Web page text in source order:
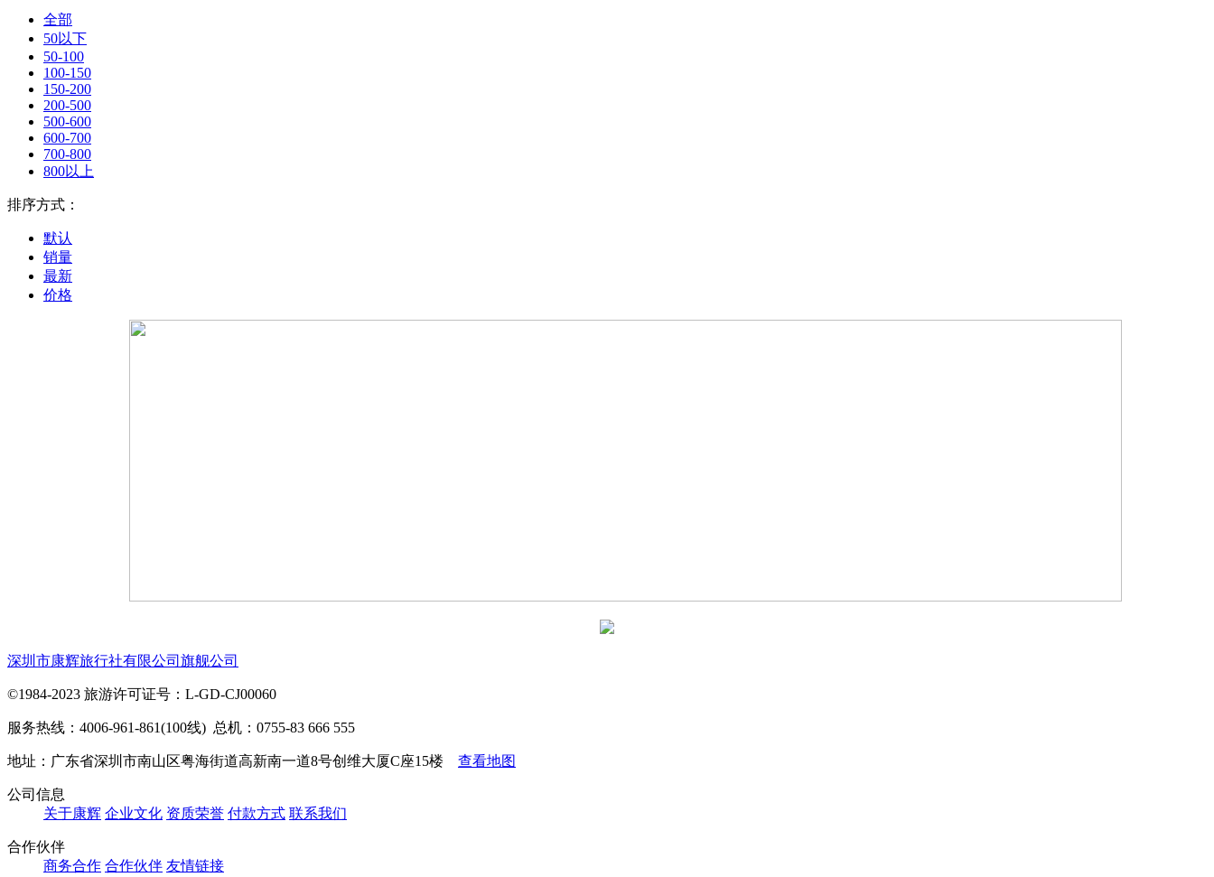
全部
50以下
50-100
100-150
150-200
200-500
500-600
600-700
700-800
800以上
排序方式：
默认
销量
最新
价格
深圳市康辉旅行社有限公司旗舰公司
©1984-2023 旅游许可证号：L-GD-CJ00060
服务热线：4006-961-861(100线) 总机：0755-83 666 555
地址：广东省深圳市南山区粤海街道高新南一道8号创维大厦C座15楼 查看地图
公司信息
关于康辉 企业文化 资质荣誉 付款方式 联系我们
合作伙伴
商务合作 合作伙伴 友情链接